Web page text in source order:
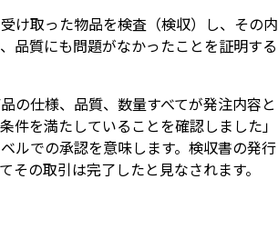
け取った物品を検査（検収）し、その内
品質にも問題がなかったことを証明する
の仕様、品質、数量すべてが発注内容と
件を満たしていることを確認しました」
ルでの承認を意味します。検収書の発行
その取引は完了したと見なされます。